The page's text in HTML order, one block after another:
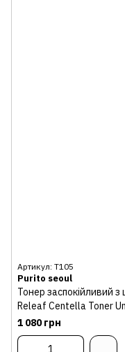
Артикул: Т105
Purito seoul
Тонер заспокійливий
Releaf Centella Toner
1 080 грн